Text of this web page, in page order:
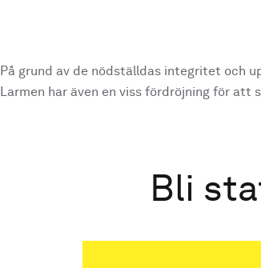
På grund av de nödställdas integritet och
Larmen har även en viss fördröjning för
Bli